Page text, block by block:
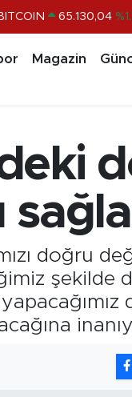
65.130,04
BİST100 13.773 %-
Magazin
doğru
şekilde